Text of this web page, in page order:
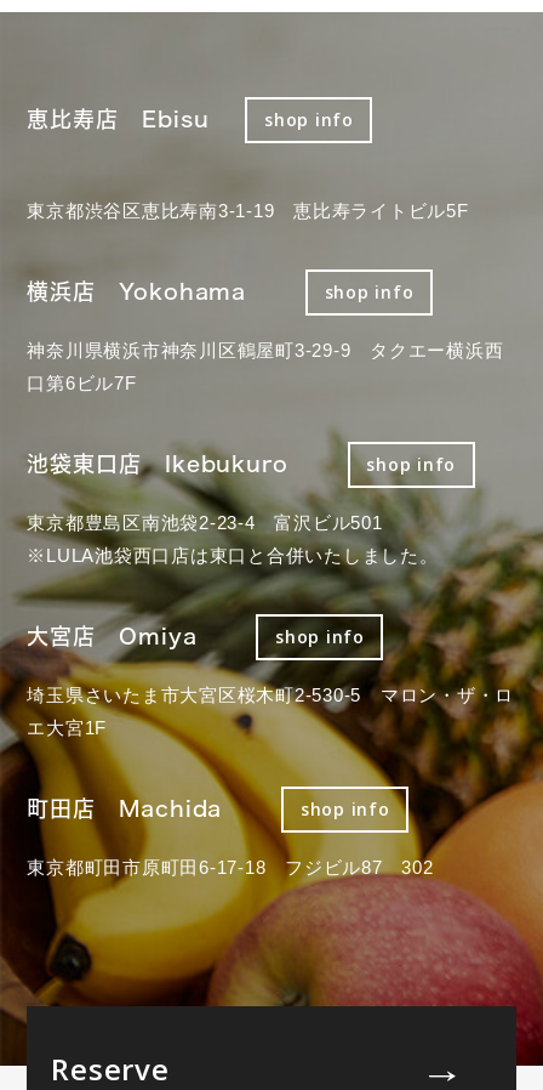
恵比寿店 Ebisu shop info
東京都渋谷区恵比寿南3-1-19 恵比寿ライトビル5F
横浜店 Yokohama shop info
神奈川県横浜市神奈川区鶴屋町3-29-9 タクエー横浜西
口第6ビル7F
池袋東口店 Ikebukuro shop info
東京都豊島区南池袋2-23-4 富沢ビル501
※LULA池袋西口店は東口と合併いたしました。
大宮店 Omiya shop info
埼玉県さいたま市大宮区桜木町2-530-5 マロン・ザ・ロ
エ大宮1F
町田店 Machida shop info
東京都町田市原町田6-17-18 フジビル87 302
Reserve